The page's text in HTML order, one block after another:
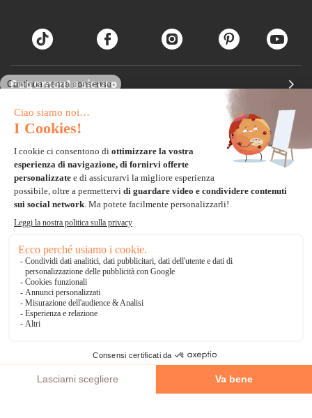
Pagamento sicuro
Carta di credito
Paypal
Bonifico Bancario
3 volte senza tasse
*Soluzioni di consegna
Delivengo Domicilio Internazionale